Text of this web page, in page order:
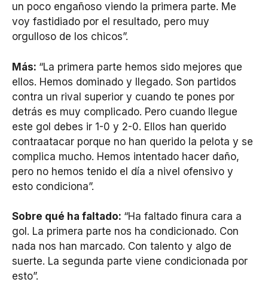
un poco engañoso viendo la primera parte. Me
voy fastidiado por el resultado, pero muy
orgulloso de los chicos”.
Más: “La primera parte hemos sido mejores que
ellos. Hemos dominado y llegado. Son partidos
contra un rival superior y cuando te pones por
detrás es muy complicado. Pero cuando llegue
este gol debes ir 1-0 y 2-0. Ellos han querido
contraatacar porque no han querido la pelota y se
complica mucho. Hemos intentado hacer daño,
pero no hemos tenido el día a nivel ofensivo y
esto condiciona”.
Sobre qué ha faltado: “Ha faltado finura cara a
gol. La primera parte nos ha condicionado. Con
nada nos han marcado. Con talento y algo de
suerte. La segunda parte viene condicionada por
esto”.